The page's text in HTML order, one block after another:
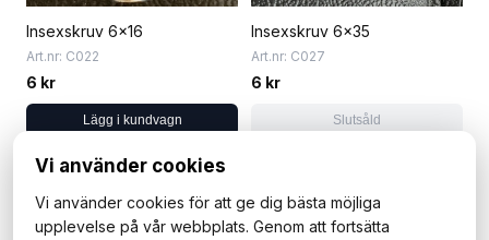
Insexskruv 6x16
Art.nr: C022
6 kr
Lägg i kundvagn
Insexskruv 6x35
Art.nr: C027
6 kr
Slutsåld
1 / 3 Nästa →
Vi använder cookies
Vi använder cookies för att ge dig bästa möjliga
upplevelse på vår webbplats. Genom att fortsätta